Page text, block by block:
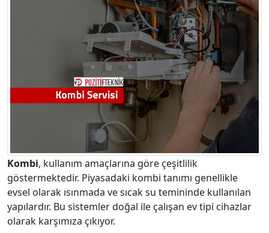
Kombi, kullanım amaçlarına göre çeşitlilik
göstermektedir. Piyasadaki kombi tanımı genellikle
evsel olarak ısınmada ve sıcak su temininde kullanılan
yapılardır. Bu sistemler doğal ile çalışan ev tipi cihazlar
olarak karşımıza çıkıyor.